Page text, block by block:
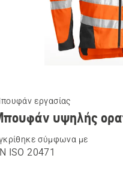
εργασίας
υψηλής
σύμφωνα με
ISO 20471